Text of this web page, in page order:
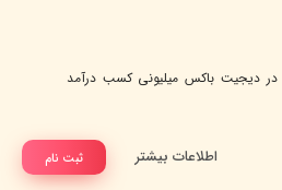
دیجیت باکس میلیونی کسب درآمد
ثبت نام اطلاعات بیشتر